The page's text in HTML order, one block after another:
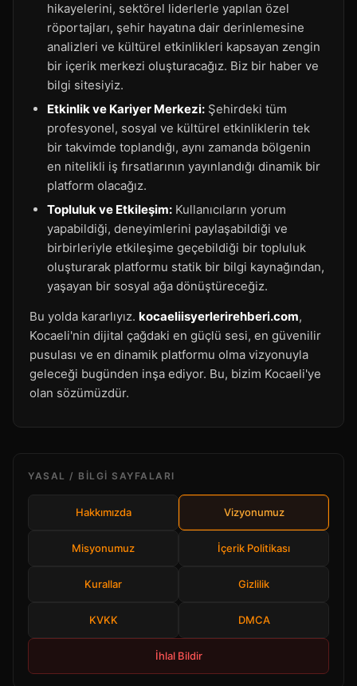
hikayelerini, sektörel liderlerle yapılan özel
röportajları, şehir hayatına dair derinlemesine
analizleri ve kültürel etkinlikleri kapsayan zengin
bir içerik merkezi oluşturacağız. Biz bir haber ve
bilgi sitesiyiz.
Etkinlik ve Kariyer Merkezi: Şehirdeki tüm
profesyonel, sosyal ve kültürel etkinliklerin tek
bir takvimde toplandığı, aynı zamanda bölgenin
en nitelikli iş fırsatlarının yayınlandığı dinamik bir
platform olacağız.
Topluluk ve Etkileşim: Kullanıcıların yorum
yapabildiği, deneyimlerini paylaşabildiği ve
birbirleriyle etkileşime geçebildiği bir topluluk
oluşturarak platformu statik bir bilgi kaynağından,
yaşayan bir sosyal ağa dönüştüreceğiz.
Bu yolda kararlıyız. kocaeliisyerlerirehberi.com,
Kocaeli'nin dijital çağdaki en güçlü sesi, en güvenilir
pusulası ve en dinamik platformu olma vizyonuyla
geleceği bugünden inşa ediyor. Bu, bizim Kocaeli'ye
olan sözümüzdür.
YASAL / BILGI SAYFALARI
Hakkımızda Vizyonumuz
Misyonumuz İçerik Politikası
Kurallar Gizlilik
KVKK DMCA
İhlal Bildir